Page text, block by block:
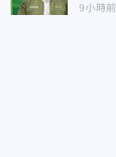
9小時前